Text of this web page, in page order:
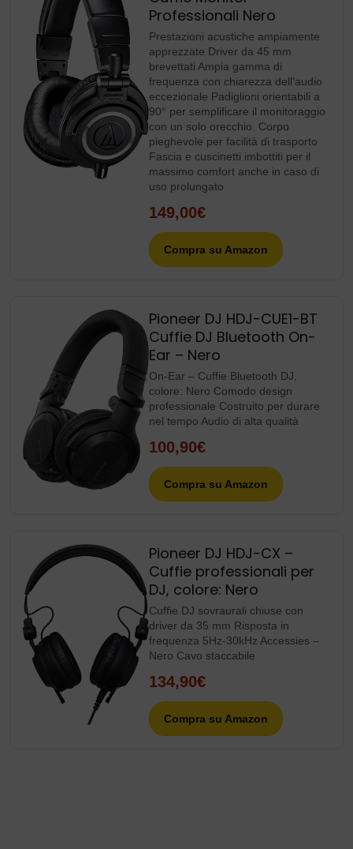
Professionali Nero
Prestazioni acustiche ampiamente
apprezzate Driver da 45 mm
brevettati Ampia gamma di
frequenza con chiarezza dell’audio
eccezionale Padiglioni orientabili a
90° per semplificare il monitoraggio
con un solo orecchio. Corpo
pieghevole per facilità di trasporto
Fascia e cuscinetti imbottiti per il
massimo comfort anche in caso di
uso prolungato
149,00€
Compra su Amazon
Pioneer DJ HDJ-CUE1-BT
Cuffie DJ Bluetooth On-
Ear – Nero
On-Ear – Cuffie Bluetooth DJ,
colore: Nero Comodo design
professionale Costruito per durare
nel tempo Audio di alta qualità
100,90€
Compra su Amazon
Pioneer DJ HDJ-CX –
Cuffie professionali per
DJ, colore: Nero
Cuffie DJ sovraurali chiuse con
driver da 35 mm Risposta in
frequenza 5Hz-30kHz Accessies –
Nero Cavo staccabile
134,90€
Compra su Amazon